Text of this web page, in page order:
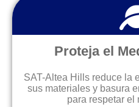
Proteja el
SAT-Altea Hills reduce la
sus materiales y basura
para respetar el